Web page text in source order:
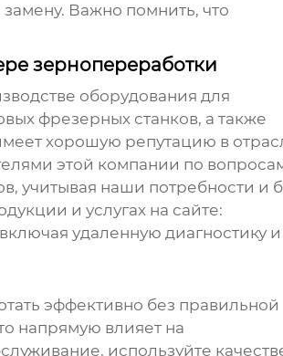
Важно помнить, что
зернопереработки
оборудования для
фрезерных станков, а также
хорошую репутацию в
этой компании по
учитывая наши потребности и
и услугах на сайте:
удаленную диагностику и
эффективно без правильной
напрямую влияет на
используйте